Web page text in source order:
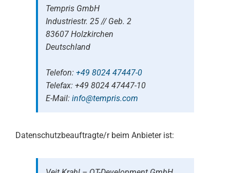
Tempris GmbH
Industriestr. 25 // Geb. 2
83607 Holzkirchen
Deutschland
Telefon: +49 8024 47447-0
Telefax: +49 8024 47447-10
E-Mail: info@tempris.com
Datenschutzbeauftragte/r beim Anbieter ist: